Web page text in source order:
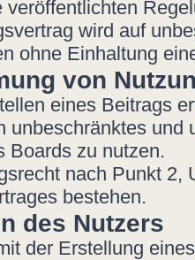
veröffentlichten
wird auf
ohne Einhaltung
von
eines Beitrags
unbeschränktes
Boards zu nutzen.
nach Punkt 2,
bestehen.
des Nutzers
der Erstellung